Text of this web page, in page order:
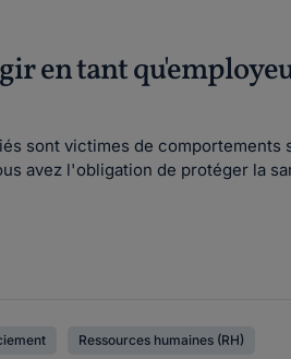
en tant
sont victimes de comportements
avez l'obligation de protéger la
Ressources humaines (RH)